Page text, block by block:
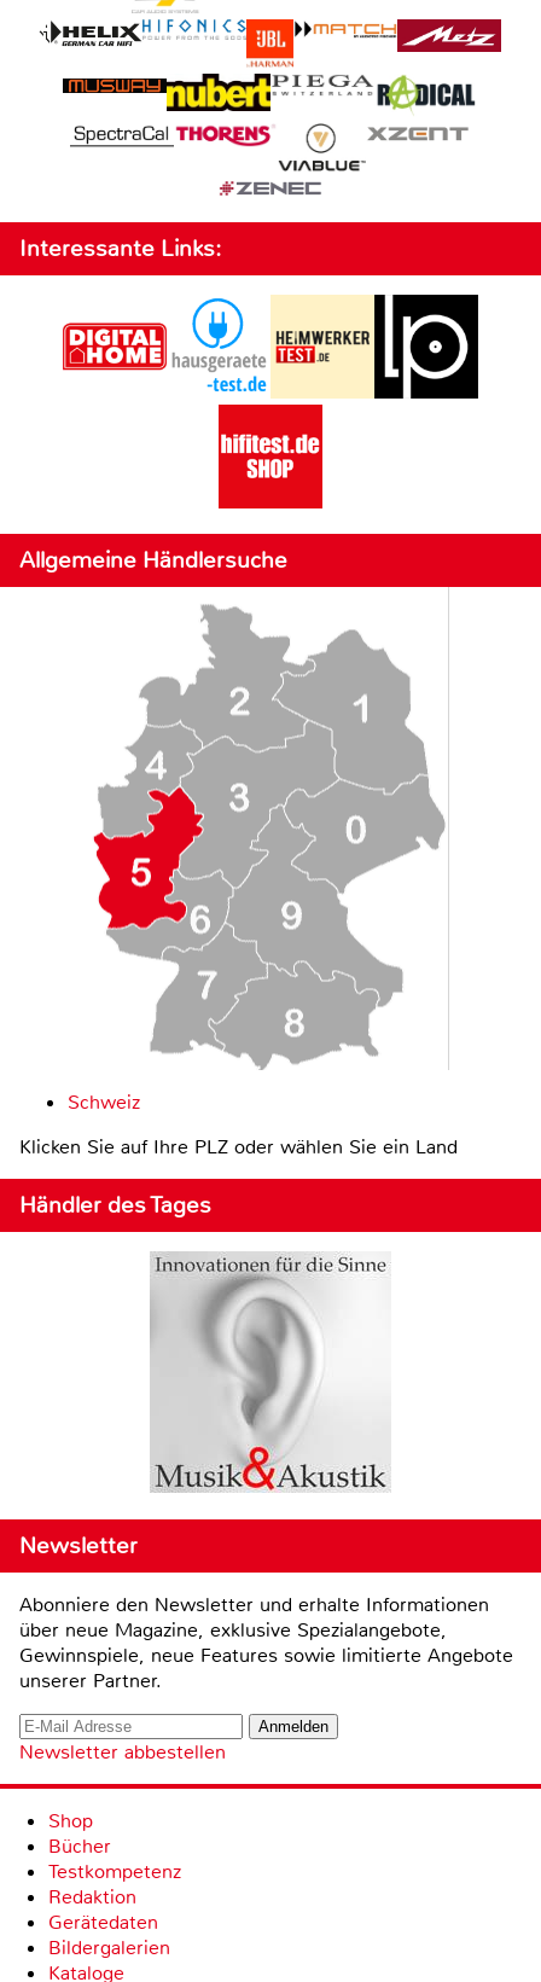
Interessante Links:
Allgemeine Händlersuche
Schweiz
Klicken Sie auf Ihre PLZ oder wählen Sie ein Land
Händler des Tages
Newsletter
Abonniere den Newsletter und erhalte Informationen
über neue Magazine, exklusive Spezialangebote,
Gewinnspiele, neue Features sowie limitierte Angebote
unserer Partner.
Newsletter abbestellen
Shop
Bücher
Testkompetenz
Redaktion
Gerätedaten
Bildergalerien
Kataloge